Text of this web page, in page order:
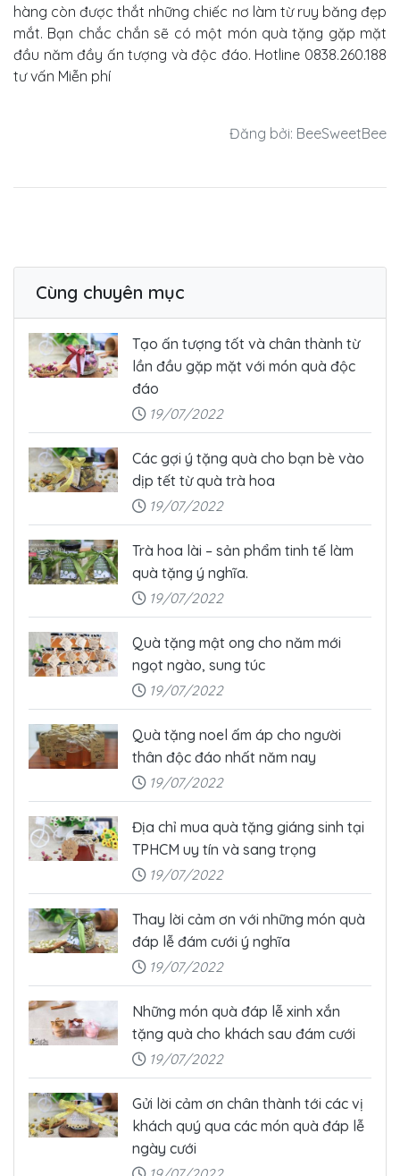
hàng còn được thắt những chiếc nơ làm từ ruy băng đẹp
mắt. Bạn chắc chắn sẽ có một món quà tặng gặp mặt
đầu năm đầy ấn tượng và độc đáo. Hotline 0838.260.188
tư vấn Miễn phí
Đăng bởi: BeeSweetBee
Cùng chuyên mục
Tạo ấn tượng tốt và chân thành từ
lần đầu gặp mặt với món quà độc
đáo
19/07/2022
Các gợi ý tặng quà cho bạn bè vào
dịp tết từ quà trà hoa
19/07/2022
Trà hoa lài – sản phẩm tinh tế làm
quà tặng ý nghĩa.
19/07/2022
Quà tặng mật ong cho năm mới
ngọt ngào, sung túc
19/07/2022
Quà tặng noel ấm áp cho người
thân độc đáo nhất năm nay
19/07/2022
Địa chỉ mua quà tặng giáng sinh tại
TPHCM uy tín và sang trọng
19/07/2022
Thay lời cảm ơn với những món quà
đáp lễ đám cưới ý nghĩa
19/07/2022
Những món quà đáp lễ xinh xắn
tặng quà cho khách sau đám cưới
19/07/2022
Gửi lời cảm ơn chân thành tới các vị
khách quý qua các món quà đáp lễ
ngày cưới